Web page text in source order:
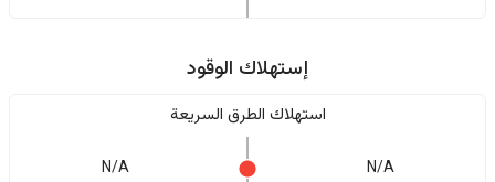
إستهلاك الوقود
استهلاك الطرق السريعة
N/A
N/A